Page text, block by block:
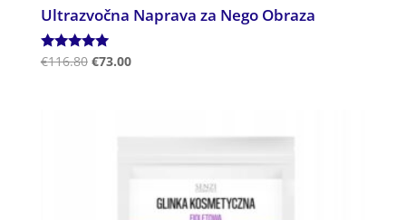
Ultrazvočna Naprava za Nego Obraza
Ocenjeno
€116.80 €73.00